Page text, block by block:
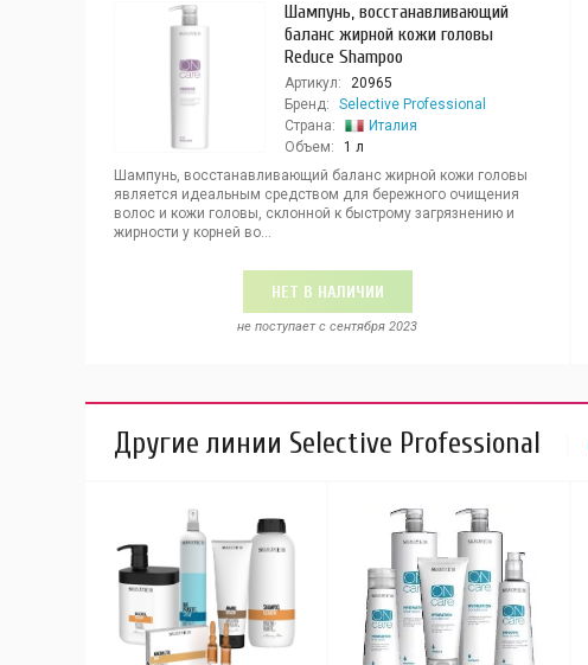
Шампунь, восстанавливающий
баланс жирной кожи головы
Reduce Shampoo
Артикул:
20965
Бренд:
Selective Professional
Страна:
Италия
Объем:
1 л
Шампунь, восстанавливающий баланс жирной кожи головы
является идеальным средством для бережного очищения
волос и кожи головы, склонной к быстрому загрязнению и
жирности у корней во...
НЕТ В НАЛИЧИИ
не поступает c сентября 2023
Другие линии Selective Professional